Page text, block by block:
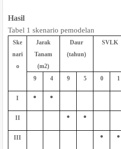
Hasil
Tabel 1 skenario pemodelan
Ske
nari
o
Jarak
Tanam
(m2)
Daur
(tahun)
SVLK
9
4 9 5 0 1
I • •
II • •
III • •